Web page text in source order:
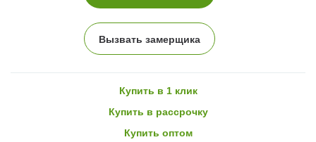
Вызвать замерщика
Купить в 1 клик
Купить в рассрочку
Купить оптом